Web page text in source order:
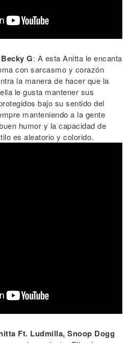
G: A esta Anitta le encanta
con sarcasmo y corazón
la manera de hacer que la
le gusta mantener sus
bajo su sentido del
manteniendo a la gente
humor y la capacidad de
es aleatorio y colorido.
Ft. Ludmilla, Snoop Dogg